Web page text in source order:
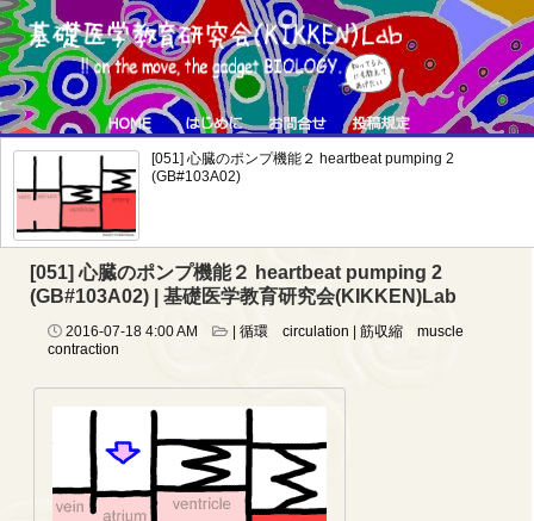
[051] 心臓のポンプ機能２ heartbeat pumping 2
(GB#103A02)
[051] 心臓のポンプ機能２ heartbeat pumping 2
(GB#103A02) | 基礎医学教育研究会(KIKKEN)Lab
2016-07-18 4:00 AM 循環 circulation
筋収縮 muscle
contraction